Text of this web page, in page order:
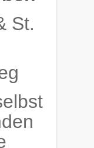
St.